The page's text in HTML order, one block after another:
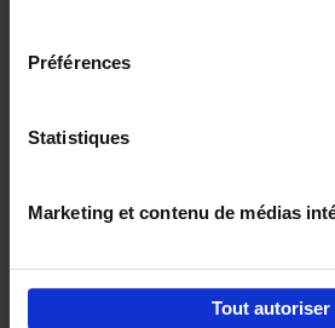
Préférences
Statistiques
Marketing et contenu de médias
Tout autoriser
Digital
completely